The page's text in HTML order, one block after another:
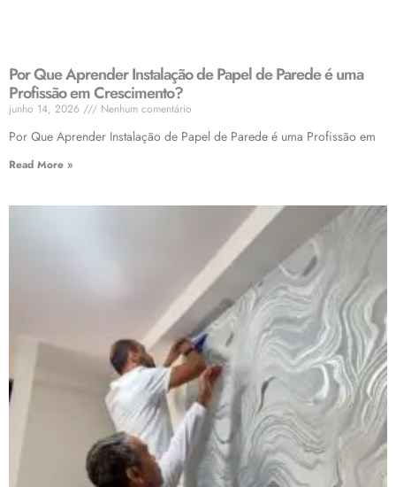
Por Que Aprender Instalação de Papel de Parede é uma
Profissão em Crescimento?
junho 14, 2026 Nenhum comentário
Por Que Aprender Instalação de Papel de Parede é uma Profissão em
Read More »